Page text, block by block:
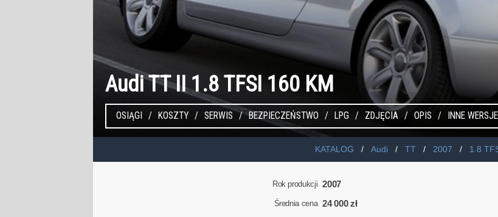
Audi TT II 1.8 TFSI 160 KM
OSIĄGI KOSZTY SERWIS BEZPIECZEŃSTWO LPG ZDJĘCIA OPIS INNE WERSJE
KATALOG Audi TT 2007 1.8
Rok produkcji 2007
Średnia cena 24 000 zł